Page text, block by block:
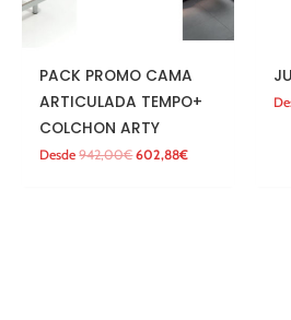
PACK PROMO CAMA
ARTICULADA TEMPO+
COLCHON ARTY
Desde 942,00€ 602,88€